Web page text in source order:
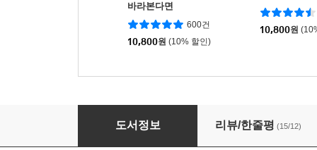
바라본다면
600건
10,800원 (10% 할인)
10,800원
햇빛사냥
도서정보 리뷰/한줄평 (15/12)